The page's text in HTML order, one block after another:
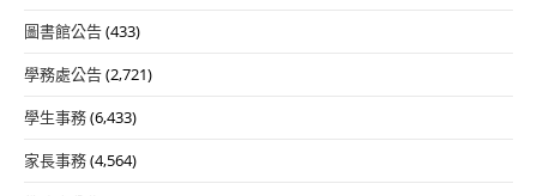
圖書館公告(433)
學務處公告(2,721)
學生事務(6,433)
家長事務(4,564)